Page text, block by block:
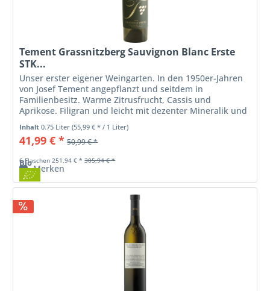
Bio
Tement Grassnitzberg Sauvignon Blanc Erste
STK...
Unser erster eigener Weingarten. In den 1950er-Jahren
von Josef Tement angepflanzt und seitdem in
Familienbesitz. Warme Zitrusfrucht, Cassis und
Aprikose. Filigran und leicht mit dezenter Mineralik und
frischem Finale.
Inhalt0.75 Liter(55,99 € * / 1 Liter)
41,99 € * 50,99 € *
6 Flaschen 251,94 € * 305,94 € *
Merken